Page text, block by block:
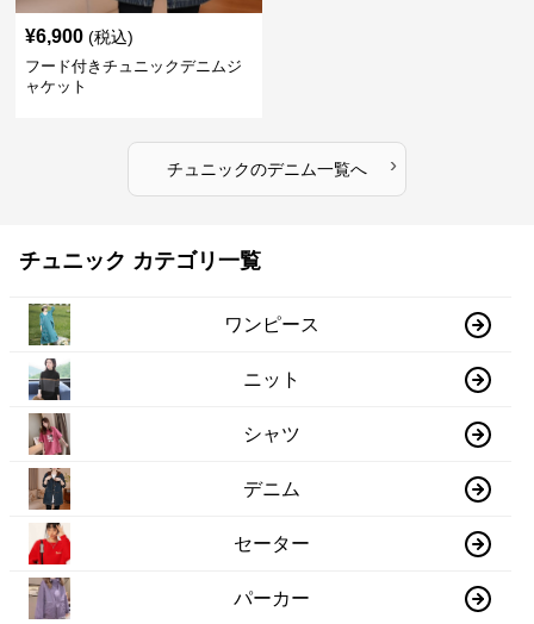
¥6,900 (税込)
フード付きチュニックデニムジ
ャケット
チュニックのデニム一覧へ ›
チュニック カテゴリ一覧
ワンピース
ニット
シャツ
デニム
セーター
パーカー